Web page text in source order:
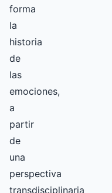
forma
la
historia
de
las
emociones,
a
partir
de
una
perspectiva
transdisciplinaria